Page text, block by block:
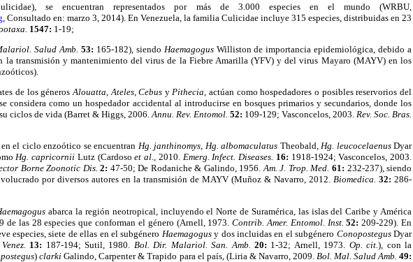
se encuentran representados por más de 3.000 especies en el mundo (WRBU,
, Consultado en: marzo 3, 2014). En Venezuela, la familia Culicidae incluye 315 especies, distribuidas en 23
1547: 1-19;
Salud Amb.53: 165-182), siendo Haemagogus Williston de importancia epidemiológica, debido a
la transmisión y mantenimiento del virus de la Fiebre Amarilla (YFV) y del virus Mayaro (MAYV) en los
de los génerosAlouatta,Ateles,Cebus yPithecia, actúan como hospedadores o posibles reservorios del
considera como un hospedador accidental al introducirse en bosques primarios y secundarios, donde los
ciclos de vida (Barret & Higgs, 2006.Annu. Rev. Entomol. 52: 109-129; Vasconcelos, 2003. Rev. Soc. Bras.
el ciclo enzoótico se encuentran Hg. janthinomys, Hg. albomaculatus Theobald,Hg. leucocelaenusDyar
Hg. capricornii Lutz (Cardosoet al., 2010. Emerg. Infect. Diseases. 16: 1918-1924; Vasconcelos, 2003.
Borne Zoonotic Dis.2: 47-50; De Rodaniche & Galindo, 1956.Am. J. Trop. Med.61: 232-237), siendo
por diversos autores en la transmisión de MAYV (Muñoz & Navarro, 2012. Biomedica. 32: 286-
abarca la región neotropical, incluyendo el Norte de Suramérica, las islas del Caribe y América
de las 28 especies que conforman el género (Arnell, 1973.Contrib. Amer. Entomol. Inst.52:209-229). En
especies, siete de ellas en el subgénero Haemagogusy dos incluidas en el subgénero ConopostegusDyar
13: 187-194; Sutil, 1980. Bol. Dir. Malariol. San. Amb.20: 1-32; Arnell, 1973. Op. cit.), con la
)clarkiGalindo, Carpenter & Trapido para el país, (Liria & Navarro, 2009. Bol. Mal. Salud Amb.49: